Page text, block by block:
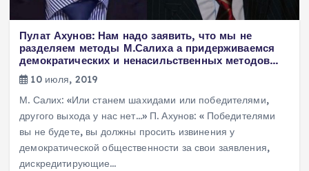
Пулат Ахунов: Нам надо заявить, что мы не
разделяем методы М.Салиха а придерживаемся
демократических и ненасильственных методов…
10 июля, 2019
М. Салих: «Или станем шахидами или победителями,
другого выхода у нас нет…» П. Ахунов: « Победителями
вы не будете, вы должны просить извинения у
демократической общественности за свои заявления,
дискредитирующие…